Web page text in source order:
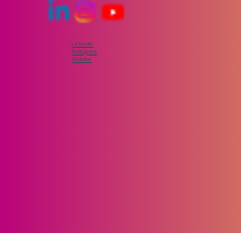
LinkedIn
Instagram
Youtube